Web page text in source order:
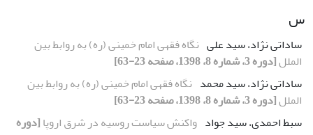
س
ساداتی نژاد، سید علی نگاه فقهی امام خمینى (ره) به روابط بین
الملل[دوره 3، شماره 8، 1398، صفحه 23-63]
ساداتی نژاد، سید محمد نگاه فقهی امام خمینى (ره) به روابط بین
الملل[دوره 3، شماره 8، 1398، صفحه 23-63]
سبط احمدی، سید جواد واکنش سیاست روسیه در شرق اروپا[دوره